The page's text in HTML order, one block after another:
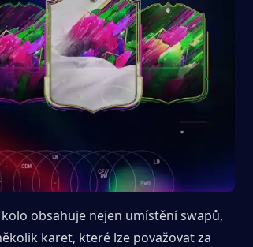
obsahuje nejen umístění swapů,
karet, které lze považovat za